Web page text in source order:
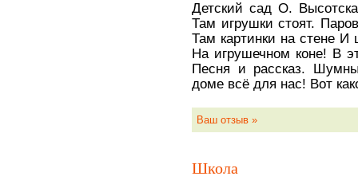
Детский сад О.
Там игрушки стоят.
Там картинки на стене И
На игрушечном коне! В
Песня и рассказ.
доме всё для нас! Вот
Ваш отзыв »
Школа